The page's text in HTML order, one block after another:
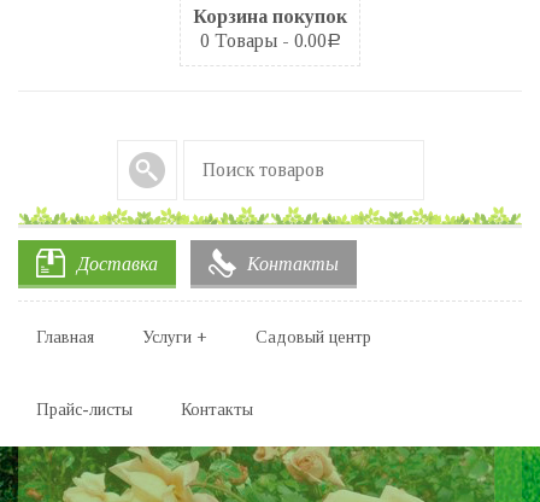
Корзина покупок
0 Товары - 0.00Р
Доставка Контакты
Главная Услуги + Садовый центр
Прайс-листы Контакты